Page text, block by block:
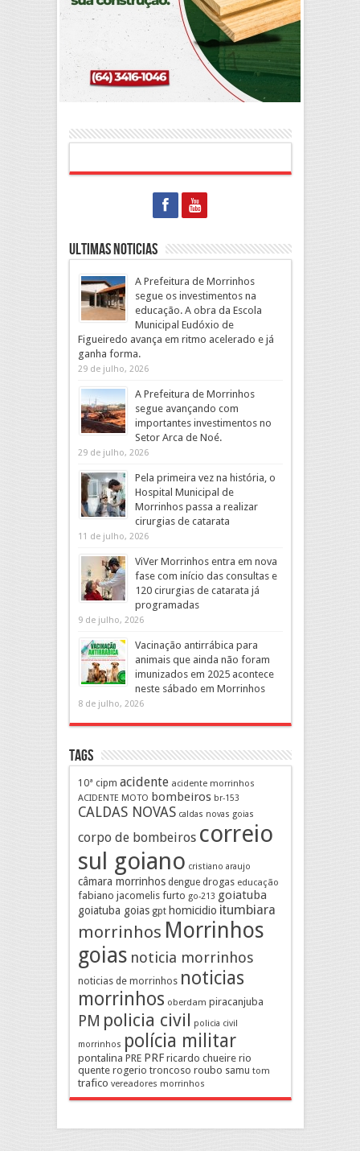
Ultimas Noticias
A Prefeitura de Morrinhos
segue os investimentos na
educação. A obra da Escola
Municipal Eudóxio de
Figueiredo avança em ritmo acelerado e já
ganha forma.
29 de julho, 2026
A Prefeitura de Morrinhos
segue avançando com
importantes investimentos no
Setor Arca de Noé.
29 de julho, 2026
Pela primeira vez na história, o
Hospital Municipal de
Morrinhos passa a realizar
cirurgias de catarata
11 de julho, 2026
ViVer Morrinhos entra em nova
fase com início das consultas e
120 cirurgias de catarata já
programadas
9 de julho, 2026
Vacinação antirrábica para
animais que ainda não foram
imunizados em 2025 acontece
neste sábado em Morrinhos
8 de julho, 2026
Tags
10ª cipm acidente acidente morrinhos
ACIDENTE MOTO bombeiros br-153
CALDAS NOVAS caldas novas goias
corpo de bombeiros correio
sul goiano cristiano araujo
câmara morrinhos dengue drogas educação
fabiano jacomelis furto go-213 goiatuba
goiatuba goias gpt homicidio itumbiara
morrinhos Morrinhos
goias noticia morrinhos
noticias de morrinhos noticias
morrinhos oberdam piracanjuba
PM policia civil policia civil
morrinhos polícia militar
pontalina PRE PRF ricardo chueire rio
quente rogerio troncoso roubo samu tom
trafico vereadores morrinhos